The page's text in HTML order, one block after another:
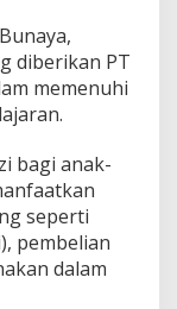
diberikan PT
memenuhi
bagi anak-
seperti
pembelian
dalam